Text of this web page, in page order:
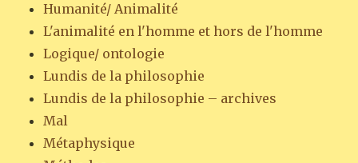
Humanité/ Animalité
L'animalité en l'homme et hors de l'homme
Logique/ ontologie
Lundis de la philosophie
Lundis de la philosophie – archives
Mal
Métaphysique